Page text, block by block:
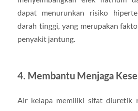
dapat menurunkan risiko
darah tinggi, yang merupakan
penyakit jantung.
4. Membantu Menjaga
Air kelapa memiliki sifat diuretik